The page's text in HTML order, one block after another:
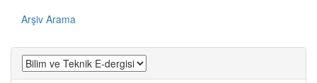
Arşiv Arama